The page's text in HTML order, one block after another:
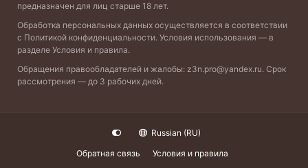
предназначен для лиц старше 18 лет.
Обработка персональных данных осуществляется в соответствии
с Политикой конфиденциальности. Условия использования — в
разделе Условия и правила.
Обращения правообладателей и жалобы: z3n.pro@yandex.ru. Срок
рассмотрения — до 3 рабочих дней.
Russian (RU)
Обратная связь
Условия и правила